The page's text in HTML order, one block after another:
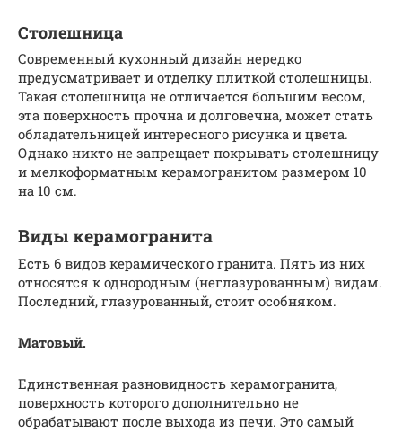
Столешница
Современный кухонный дизайн нередко
предусматривает и отделку плиткой столешницы.
Такая столешница не отличается большим весом,
эта поверхность прочна и долговечна, может стать
обладательницей интересного рисунка и цвета.
Однако никто не запрещает покрывать столешницу
и мелкоформатным керамогранитом размером 10
на 10 см.
Виды керамогранита
Есть 6 видов керамического гранита. Пять из них
относятся к однородным (неглазурованным) видам.
Последний, глазурованный, стоит особняком.
Матовый.
Единственная разновидность керамогранита,
поверхность которого дополнительно не
обрабатывают после выхода из печи. Это самый